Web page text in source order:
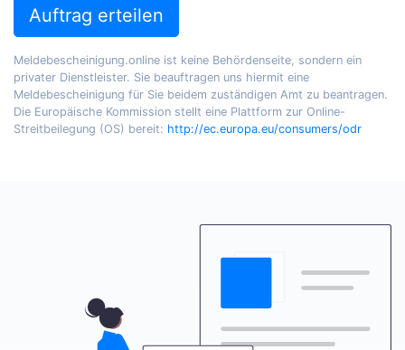
Auftrag erteilen
Meldebescheinigung.online ist keine Behördenseite, sondern ein
privater Dienstleister. Sie beauftragen uns hiermit eine
Meldebescheinigung für Sie beidem zuständigen Amt zu beantragen.
Die Europäische Kommission stellt eine Plattform zur Online-
Streitbeilegung (OS) bereit: http://ec.europa.eu/consumers/odr